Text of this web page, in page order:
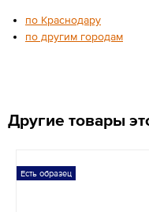
по Краснодару
по другим городам
Другие товары
Есть образец